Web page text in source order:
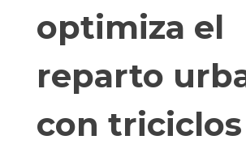
optimiza el
reparto
con triciclos